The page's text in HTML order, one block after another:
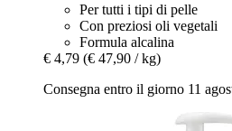
Per tutti i tipi di pelle
Con preziosi oli vegetali
Formula alcalina
€ 4,79 (€ 47,90 / kg)
Consegna entro il giorno 11